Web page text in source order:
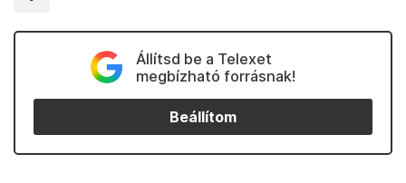
Állítsd be a Telexet
megbízható forrásnak!
Beállítom